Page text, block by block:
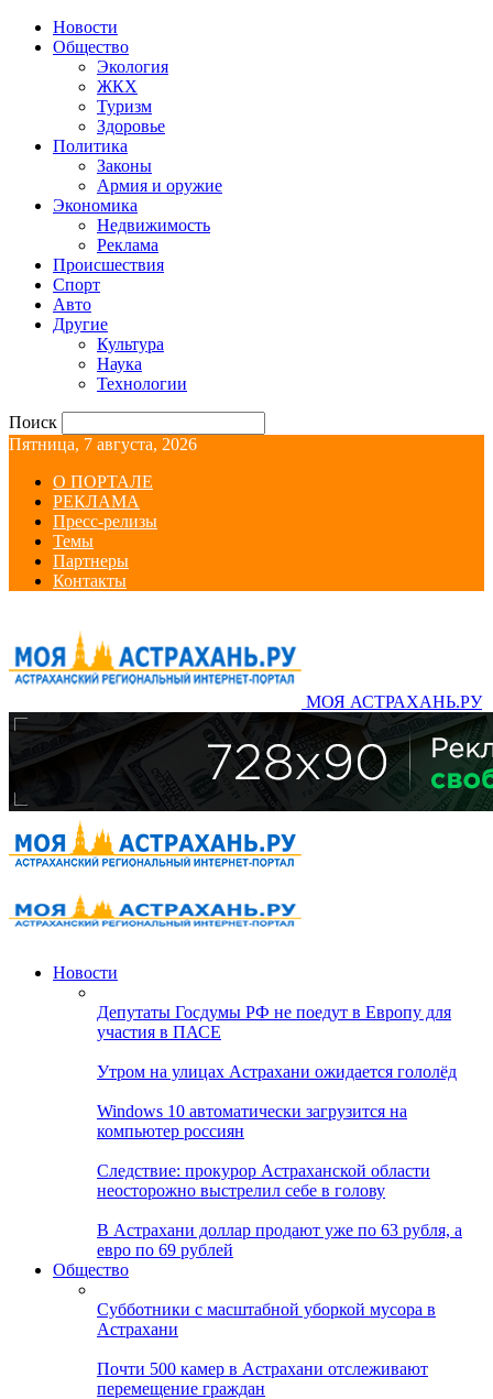
Новости
Общество
Экология
ЖКХ
Туризм
Здоровье
Политика
Законы
Армия и оружие
Экономика
Недвижимость
Реклама
Происшествия
Спорт
Авто
Другие
Культура
Наука
Технологии
Поиск
Пятница, 7 августа, 2026
О ПОРТАЛЕ
РЕКЛАМА
Пресс-релизы
Темы
Партнеры
Контакты
МОЯ АСТРАХАНЬ.РУ
Новости
Депутаты Госдумы РФ не поедут в Европу для
участия в ПАСЕ
Утром на улицах Астрахани ожидается гололёд
Windows 10 автоматически загрузится на
компьютер россиян
Следствие: прокурор Астраханской области
неосторожно выстрелил себе в голову
В Астрахани доллар продают уже по 63 рубля, а
евро по 69 рублей
Общество
Субботники с масштабной уборкой мусора в
Астрахани
Почти 500 камер в Астрахани отслеживают
перемещение граждан